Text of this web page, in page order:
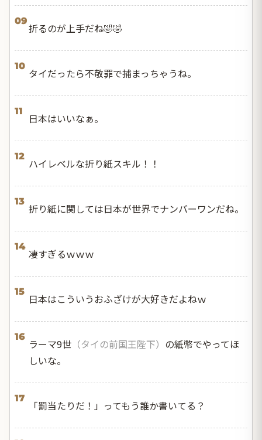
09
折るのが上手だね🤣🤣
10
タイだったら不敬罪で捕まっちゃうね。
11
日本はいいなぁ。
12
ハイレベルな折り紙スキル！！
13
折り紙に関しては日本が世界でナンバーワンだね。
14
凄すぎるｗｗｗ
15
日本はこういうおふざけが大好きだよねｗ
16
ラーマ9世 （タイの前国王陛下） の紙幣でやってほ
しいな。
17
「罰当たりだ！」ってもう誰か書いてる？